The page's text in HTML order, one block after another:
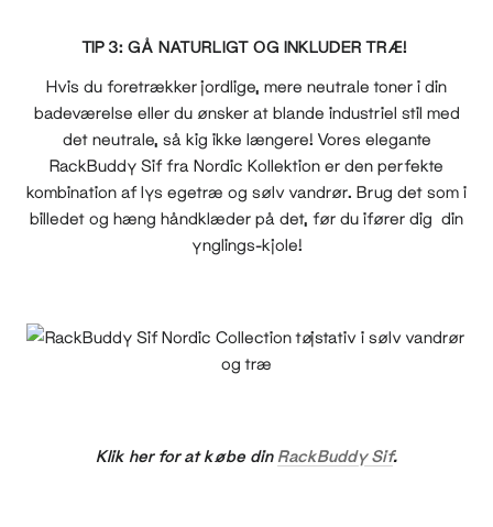
TIP 3: GÅ NATURLIGT OG INKLUDER TRÆ!
Hvis du foretrækker jordlige, mere neutrale toner i din
badeværelse eller du ønsker at blande industriel stil med
det neutrale, så kig ikke længere! Vores elegante
RackBuddy Sif fra Nordic Kollektion er den perfekte
kombination af lys egetræ og sølv vandrør. Brug det som i
billedet og hæng håndklæder på det, før du ifører dig din
ynglings-kjole!
Klik her for at købe din RackBuddy Sif.